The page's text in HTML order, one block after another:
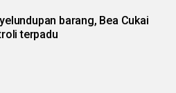
barang, Bea Cukai
terpadu